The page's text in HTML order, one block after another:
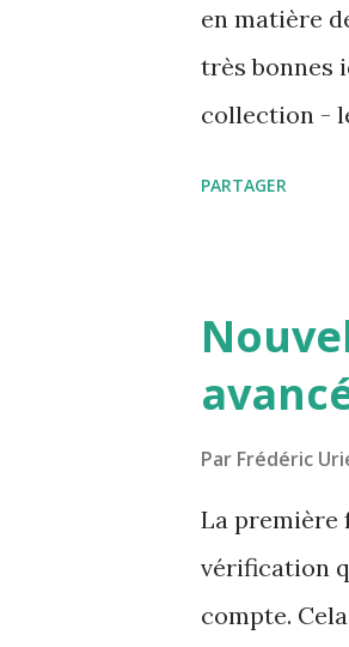
en matière
très bonnes
collection -
PARTAGER
Par Frédéric
La première
vérification
compte.